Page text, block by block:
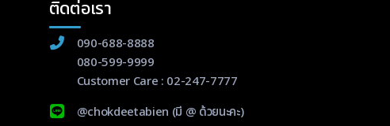
ติดต่อเรา
090-688-8888
080-599-9999
Customer Care : 02-247-7777
@chokdeetabien (มี @ ด้วยนะคะ)